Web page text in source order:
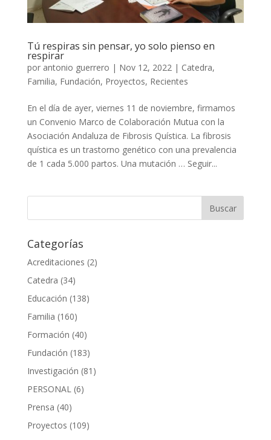
Tú respiras sin pensar, yo solo pienso en
respirar
por antonio guerrero | Nov 12, 2022 | Catedra,
Familia, Fundación, Proyectos, Recientes
En el día de ayer, viernes 11 de noviembre, firmamos
un Convenio Marco de Colaboración Mutua con la
Asociación Andaluza de Fibrosis Quística. La fibrosis
quística es un trastorno genético con una prevalencia
de 1 cada 5.000 partos. Una mutación … Seguir...
Categorías
Acreditaciones (2)
Catedra (34)
Educación (138)
Familia (160)
Formación (40)
Fundación (183)
Investigación (81)
PERSONAL (6)
Prensa (40)
Proyectos (109)